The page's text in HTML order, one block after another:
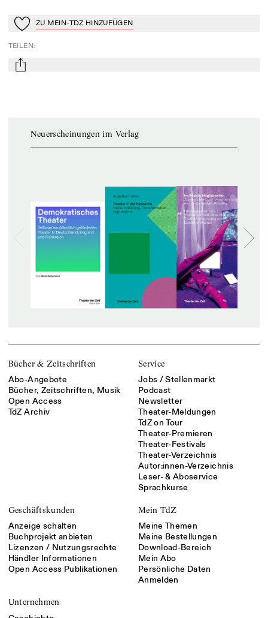
Zu Mein-TdZ hinzufügen
ZU MEIN-TDZ HINZUFÜGEN
TEILEN:
mail
Neuerscheinungen im Verlag
Bücher & Zeitschriften
Abo-Angebote
Bücher, Zeitschriften, Musik
Open Access
TdZ Archiv
Service
Jobs / Stellenmarkt
Podcast
Newsletter
Theater-Meldungen
TdZ on Tour
Theater-Premieren
Theater-Festivals
Theater-Verzeichnis
Autor:innen-Verzeichnis
Leser- & Aboservice
Sprachkurse
Geschäftskunden
Anzeige schalten
Buchprojekt anbieten
Lizenzen / Nutzungsrechte
Händler Informationen
Open Access Publikationen
Mein TdZ
Meine Themen
Meine Bestellungen
Download-Bereich
Mein Abo
Persönliche Daten
Anmelden
Unternehmen